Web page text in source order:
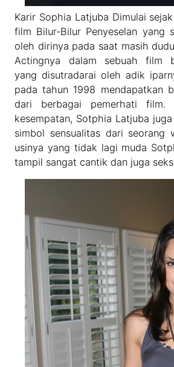
Karir Sophia Latjuba Dimulai
film Bilur-Bilur Penyeselan yang
oleh dirinya pada saat masih
Actingnya dalam sebuah film
yang disutradarai oleh adik
pada tahun 1998 mendapatkan
dari berbagai pemerhati film.
kesempatan, Sotphia Latjuba
simbol sensualitas dari seorang
usinya yang tidak lagi muda
tampil sangat cantik dan juga